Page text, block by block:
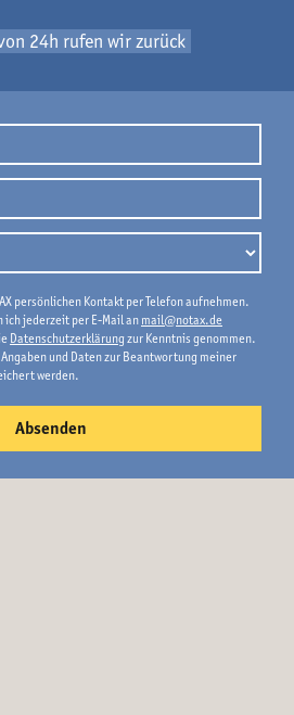
24h rufen wir zurück
persönlichen Kontakt per Telefon aufnehmen.
ich jederzeit per E-Mail an mail@notax.de
Datenschutzerklärungzur Kenntnis genommen.
und Daten zur Beantwortung meiner
werden.